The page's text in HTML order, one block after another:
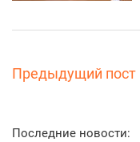
Предыдущий пост
Последние новости: